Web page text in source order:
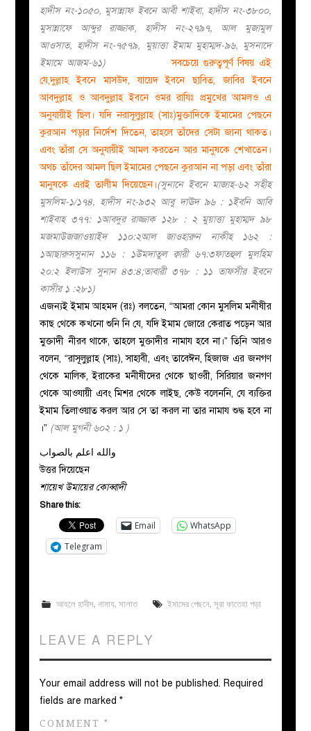
হাদীস নং-১০৫০, মুসান্নাফ ইবনে আবী শাইবা, হাদীস নং-৩৮০০,
মুসান্নাফে আব্দুর রাজ্জাক, হাদীস নং-২৭৯৭, আল মুজামুল
আওসাত, হাদীস নং-৭৫৭৯, মুয়াত্তা ইমাম মুহাম্মদ-৯৬, মুসনাদে
ইমামে আজম-৬১)
সবচেয়ে গুরুত্বপূর্ণ বিষয় এই
যে,দুল্লাহ ইবনে মাসউদ, যায়েদ ইবনে ছাবিত, জাবির ইবনে
আবদুল্লাহ ও আবদুল্লাহ ইবনে ওমর রাযিঃ প্রমুখের আমলও এ
অনুযায়ীই ছিল। যদি নরাসূলুল্লাহ (সাঃ)মুক্তাদিকে ইমামের পেছনে
কুরআন পড়ার নির্দেশ দিতেন, তাহলে তাঁদের সেটা জানা থাকত।
এবং তাঁরা সে অনুযায়ীই আমল করতেন আর মানুষকে শেখাতেন।
অথচ তাঁদের আমল ছিল ইমামের পেছনে কুরআন না পড়া এবং তাঁরা
মানুষকে এরই তালীম দিয়েছেন।(সুনানে ইবনে মাজাহ-৬২ সহীহ
মুসলিম-১/১৭৪, হাদীস নং-৯৩২ আবু দাঊদ ৯৬ : ১ইবনি আবি
শাইবাহ ৩৭৭: ১আবদুর রাজ্জাক ১২৮ : ২ মুয়াত্তা মুহাম্মদ ৯৮
মজমাউজজাওয়াইদ ১১০:২আল জাওহারুন নাকীহ ১৬২ :
১আছারুসসুনান ১১৬ : ১উমদাতুল ক্বারী ৬৭:৩ফাতহুল মুলহিম
২০:২ ইলাউস সুনান ৪৩:৪;তাবারী ৩৭৮ : ১১ তাফসীর ইবনে
কাসীর ১ :২৮১)
এজন্যই ইমাম আহমদ (রঃ) বলতেন, “আমরা কোন মুসলিম মনীষীর
কাছ থেকে কখনো শুনি নি যে, যদি ইমাম জোরে কেরাত পড়েন আর
মুক্তাদী নীরব থাকে, তাহলে মুক্তাদীর নামায হবে না।” তি্নি আরও
বলেন, “রাসূলুল্লাহ (সাঃ), সাহাবী, এবং তাবেঈন, হিজাজ এর জনগণ
থেকে মালিক, ইরাকের মনীষীদের থেকে ছাওরী, সিরিয়ার জনগণ
থেকে আওযায়ী এবং মিশর থেকে লাইছ, কেউ বলেননি, যে ব্যক্তির
ইমাম তিলাওয়াত করল আর সে তা করল না তার নামায শুদ্ধ হবে না
।” (আল মুগনী ৬০২ : ১ )
والله اعلم بالصواب
উত্তর দিয়েছেন
শায়েখ উমায়ের কোব্বাদী
Share this:
Email
WhatsApp
Telegram
আহলে হাদীস, নামায, সালাত ইমামের পেছনে, সূরা ফাতেহা পড়া
LEAVE A REPLY
Your email address will not be published. Required
fields are marked*
COMMENT*